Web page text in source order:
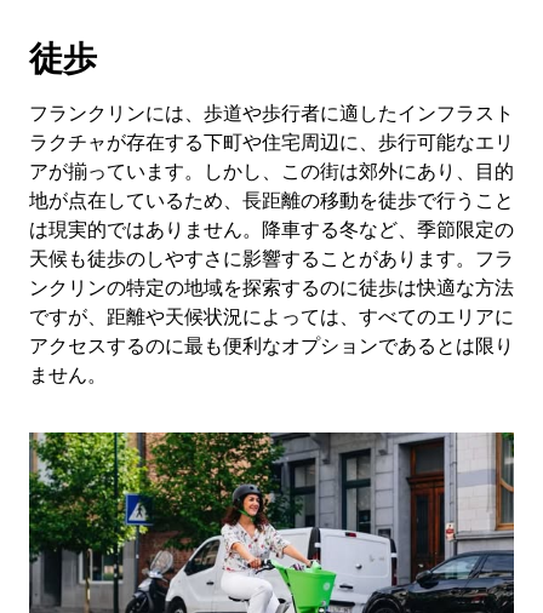
徒歩
フランクリンには、歩道や歩行者に適したインフラスト
ラクチャが存在する下町や住宅周辺に、歩行可能なエリ
アが揃っています。しかし、この街は郊外にあり、目的
地が点在しているため、長距離の移動を徒歩で行うこと
は現実的ではありません。降車する冬など、季節限定の
天候も徒歩のしやすさに影響することがあります。フラ
ンクリンの特定の地域を探索するのに徒歩は快適な方法
ですが、距離や天候状況によっては、すべてのエリアに
アクセスするのに最も便利なオプションであるとは限り
ません。